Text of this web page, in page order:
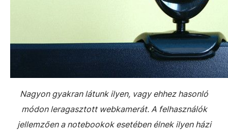
Nagyon gyakran látunk ilyen, vagy ehhez hasonló
módon leragasztott webkamerát. A felhasználók
jellemzően a notebookok esetében élnek ilyen házi